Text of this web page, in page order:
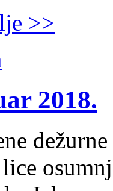
>>
2018.